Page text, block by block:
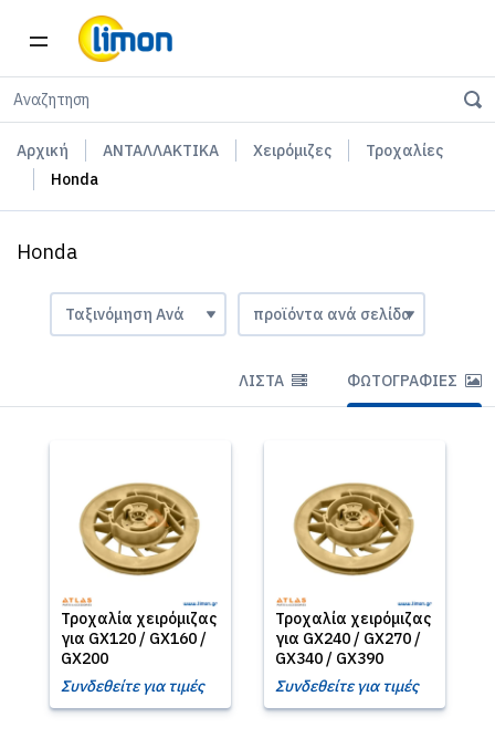
Αρχική ΑΝΤΑΛΛΑΚΤΙΚΑ Χειρόμιζες
Τροχαλίες
Honda
Honda
ΛΊΣΤΑ ΦΩΤΟΓΡΑΦΊΕΣ
Τροχαλία χειρόμιζας
για GX120 / GX160 /
GX200
Συνδεθείτε για τιμές
Τροχαλία χειρόμιζας
για GX240 / GX270 /
GX340 / GX390
Συνδεθείτε για τιμές